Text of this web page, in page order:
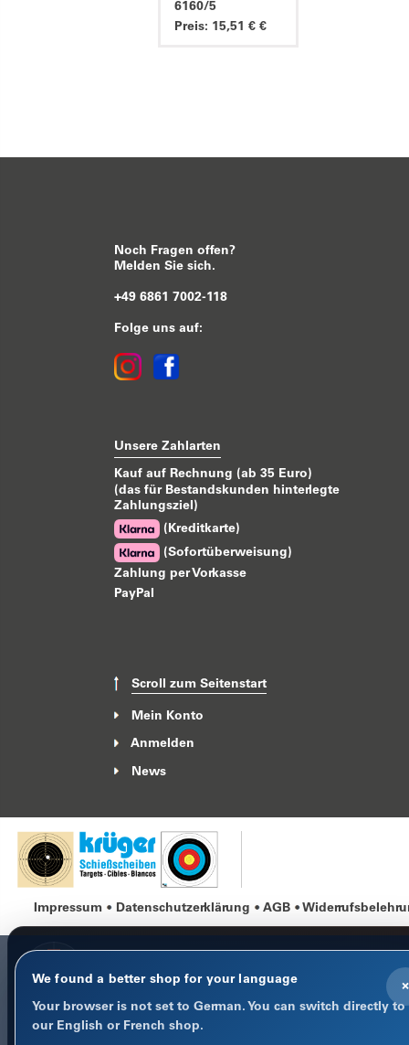
6160/5
Preis: 15,51 € €
Noch Fragen offen?
Melden Sie sich.
+49 6861 7002-118
Folge uns auf:
Unsere Zahlarten
Kauf auf Rechnung (ab 35 Euro)
(das für Bestandskunden hinterlegte
Zahlungsziel)
(Kreditkarte)
(Sofortüberweisung)
Zahlung per Vorkasse
PayPal
Scroll zum Seitenstart
Mein Konto
Anmelden
News
Impressum Datenschutzerklärung AGB
×
We found a better shop for your language
Your browser is not set to German. You can switch directly to
our English or French shop.
COOKIE-HINWEIS
Datenschutz im Fokus